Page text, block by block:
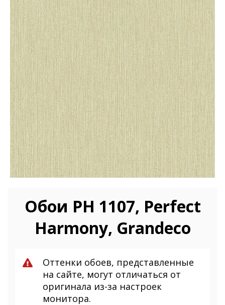
Обои PH 1107, Perfect
Harmony, Grandeco
Оттенки обоев, представленные
на сайте, могут отличаться от
оригинала из-за настроек
монитора.